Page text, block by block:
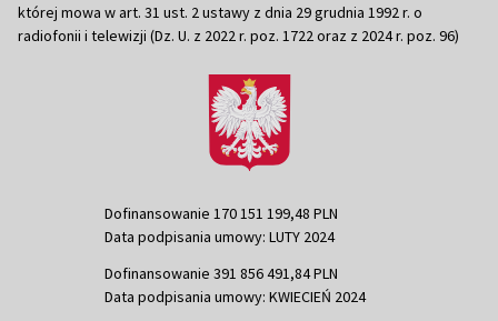
której mowa w art. 31 ust. 2 ustawy z dnia 29 grudnia 1992 r. o
radiofonii i telewizji (Dz. U. z 2022 r. poz. 1722 oraz z 2024 r. poz. 96)
Dofinansowanie 170 151 199,48 PLN
Data podpisania umowy: LUTY 2024
Dofinansowanie 391 856 491,84 PLN
Data podpisania umowy: KWIECIEŃ 2024